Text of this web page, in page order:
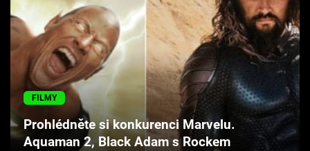
Filmy
Seriály
Hry
Cool Esport
Pořady
FILMY
Prohlédněte si konkurenci Marvelu.
Aquaman 2, Black Adam s Rockem